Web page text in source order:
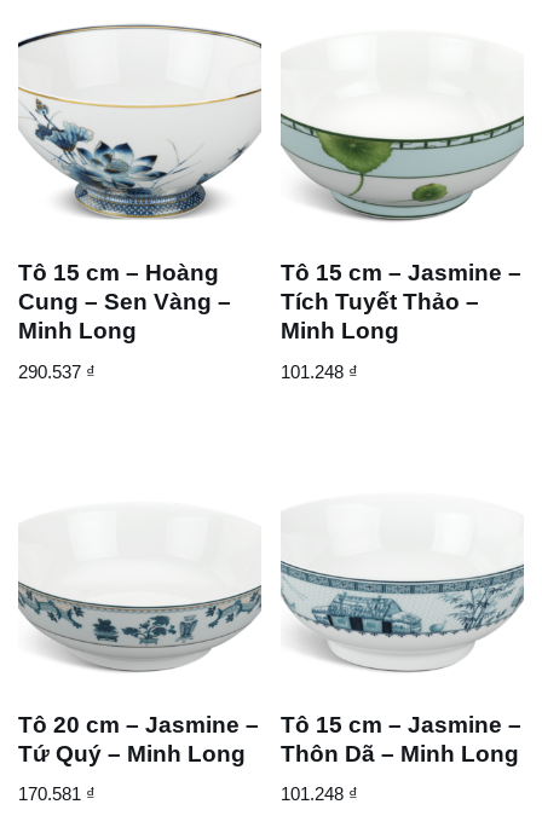
Tô 15 cm – Hoàng
Cung – Sen Vàng –
Minh Long
290.537 ₫
Tô 15 cm – Jasmine –
Tích Tuyết Thảo –
Minh Long
101.248 ₫
Tô 20 cm – Jasmine –
Tứ Quý – Minh Long
170.581 ₫
Tô 15 cm – Jasmine –
Thôn Dã – Minh Long
101.248 ₫